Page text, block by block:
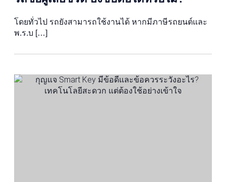
โดยทั่วไป รถยังสามารถใช้งานได้ หากมีภาษีรถยนต์และ
พ.ร.บ […]